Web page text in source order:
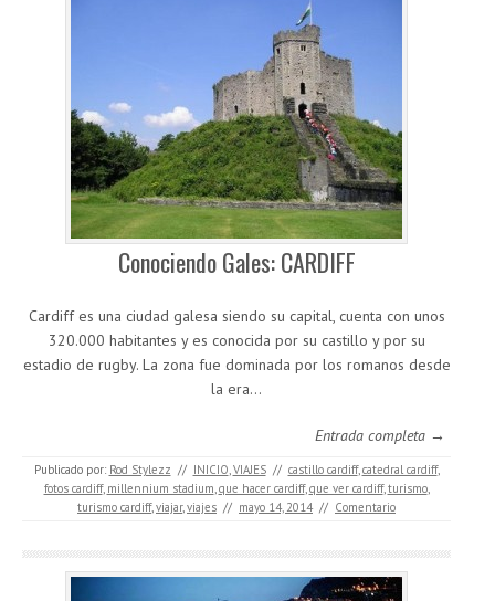
Conociendo Gales: CARDIFF
Cardiff es una ciudad galesa siendo su capital, cuenta con unos
320.000 habitantes y es conocida por su castillo y por su
estadio de rugby. La zona fue dominada por los romanos desde
la era…
Entrada completa →
Publicado por: Rod Stylezz // INICIO,VIAJES // castillo cardiff,catedral cardiff,
fotos cardiff, millennium stadium,que hacer cardiff,que ver cardiff,turismo,
turismo cardiff,viajar,viajes // mayo 14, 2014 // Comentario